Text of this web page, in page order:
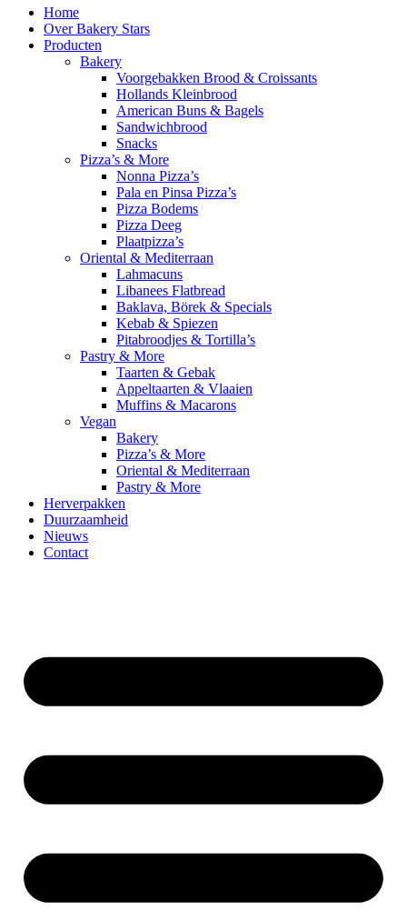
Home
Over Bakery Stars
Producten
Bakery
Voorgebakken Brood & Croissants
Hollands Kleinbrood
American Buns & Bagels
Sandwichbrood
Snacks
Pizza’s & More
Nonna Pizza’s
Pala en Pinsa Pizza’s
Pizza Bodems
Pizza Deeg
Plaatpizza’s
Oriental & Mediterraan
Lahmacuns
Libanees Flatbread
Baklava, Börek & Specials
Kebab & Spiezen
Pitabroodjes & Tortilla’s
Pastry & More
Taarten & Gebak
Appeltaarten & Vlaaien
Muffins & Macarons
Vegan
Bakery
Pizza’s & More
Oriental & Mediterraan
Pastry & More
Herverpakken
Duurzaamheid
Nieuws
Contact